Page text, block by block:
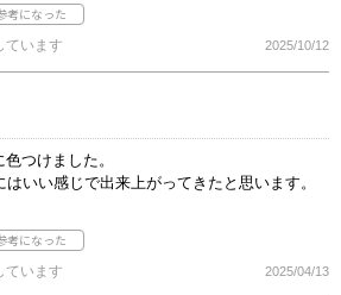
ています 2025/10/12
つけました。
いい感じで出来上がってきたと思います。
ています 2025/04/13